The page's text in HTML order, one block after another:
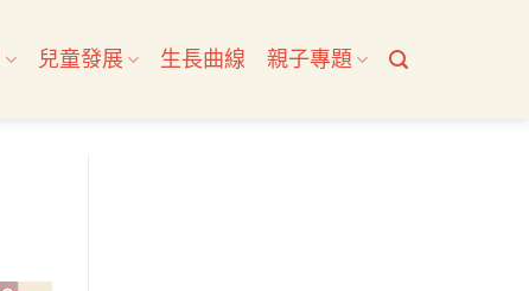
兒童發展 生長曲線 親子專題